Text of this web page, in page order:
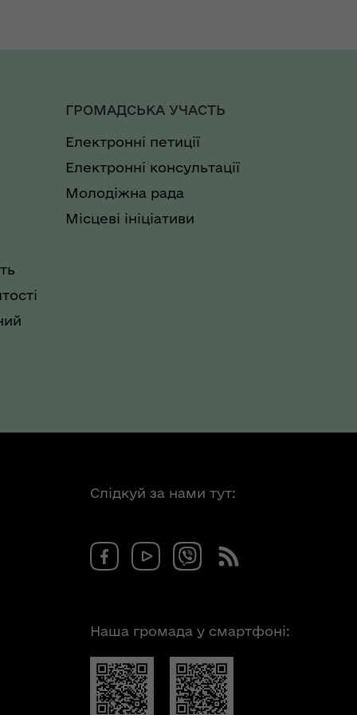
ГРОМАДСЬКА УЧАСТЬ
Електронні петиції
Електронні консультації
Молодіжна рада
Місцеві ініціативи
Слідкуй за нами тут:
Наша громада у смартфоні: